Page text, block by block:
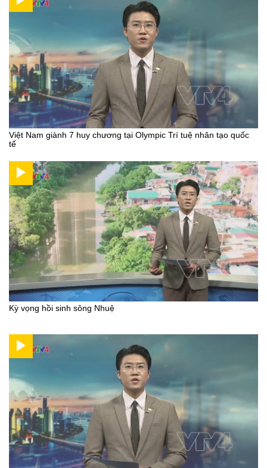
Việt Nam giành 7 huy chương tại Olympic Trí tuệ nhân tạo quốc
tế
Kỳ vọng hồi sinh sông Nhuệ